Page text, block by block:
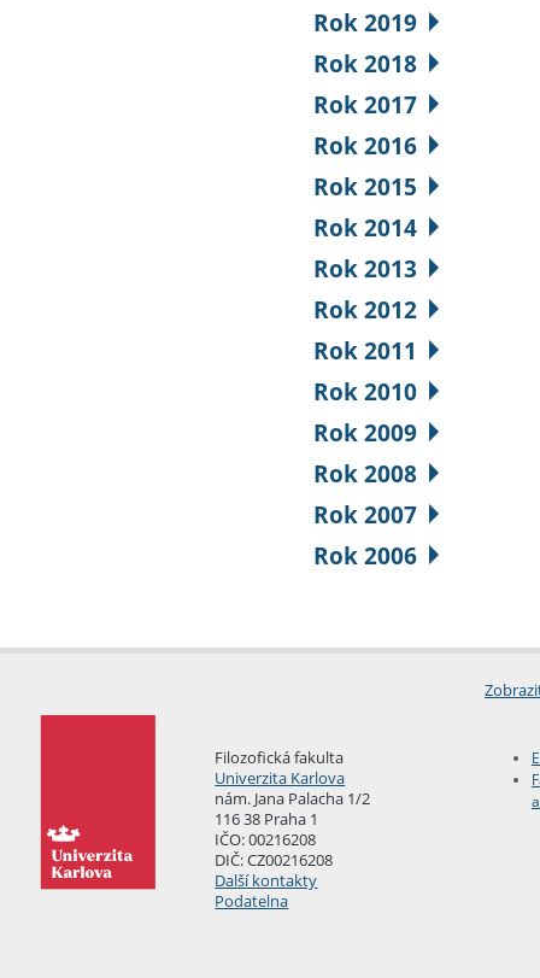
Rok 2019
Rok 2018
Rok 2017
Rok 2016
Rok 2015
Rok 2014
Rok 2013
Rok 2012
Rok 2011
Rok 2010
Rok 2009
Rok 2008
Rok 2007
Rok 2006
Filozofická fakulta
Univerzita Karlova
nám. Jana Palacha 1/2
116 38 Praha 1
IČO: 00216208
DIČ: CZ00216208
Další kontakty
Podatelna